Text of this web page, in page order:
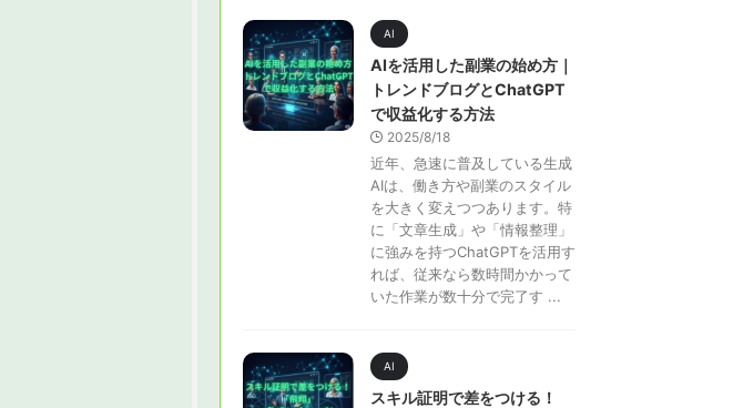
AI
AIを活用した副業の始め方｜
トレンドブログとChatGPT
で収益化する方法
2025/8/18
近年、急速に普及している生成
AIは、働き方や副業のスタイル
を大きく変えつつあります。特
に「文章生成」や「情報整理」
に強みを持つChatGPTを活用す
れば、従来なら数時間かかって
いた作業が数十分で完了す ...
AI
スキル証明で差をつける！